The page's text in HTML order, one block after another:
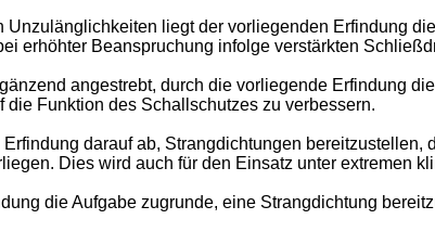
liegt der vorliegenden Erfindung
erhöhter Beanspruchung infolge verstärkten
angestrebt, durch die vorliegende Erfindung
Funktion des Schallschutzes zu verbessern.
darauf ab, Strangdichtungen
Dies wird auch für den Einsatz unter extremen
die Aufgabe zugrunde, eine Strangdichtung